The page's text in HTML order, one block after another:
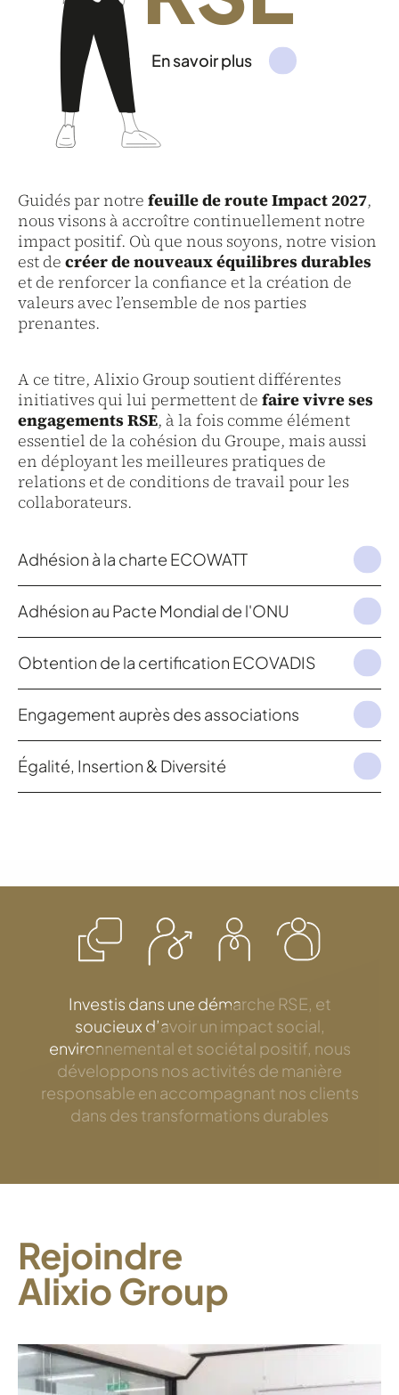
En savoir plus
Guidés par notre feuille de route Impact 2027,
nous visons à accroître continuellement notre
impact positif. Où que nous soyons, notre vision
est de créer de nouveaux équilibres durables
et de renforcer la confiance et la création de
valeurs avec l’ensemble de nos parties
prenantes.
A ce titre, Alixio Group soutient différentes
initiatives qui lui permettent de faire vivre ses
engagements RSE, à la fois comme élément
essentiel de la cohésion du Groupe, mais aussi
en déployant les meilleures pratiques de
relations et de conditions de travail pour les
collaborateurs.
Adhésion à la charte ECOWATT
Adhésion au Pacte Mondial de l'ONU
Obtention de la certification ECOVADIS
Engagement auprès des associations
Égalité, Insertion & Diversité
Investis dans une démarche RSE, et
soucieux d’avoir un impact social,
environnemental et sociétal positif, nous
développons nos activités de manière
responsable en accompagnant nos clients
dans des transformations durables
Rejoindre
Alixio Group